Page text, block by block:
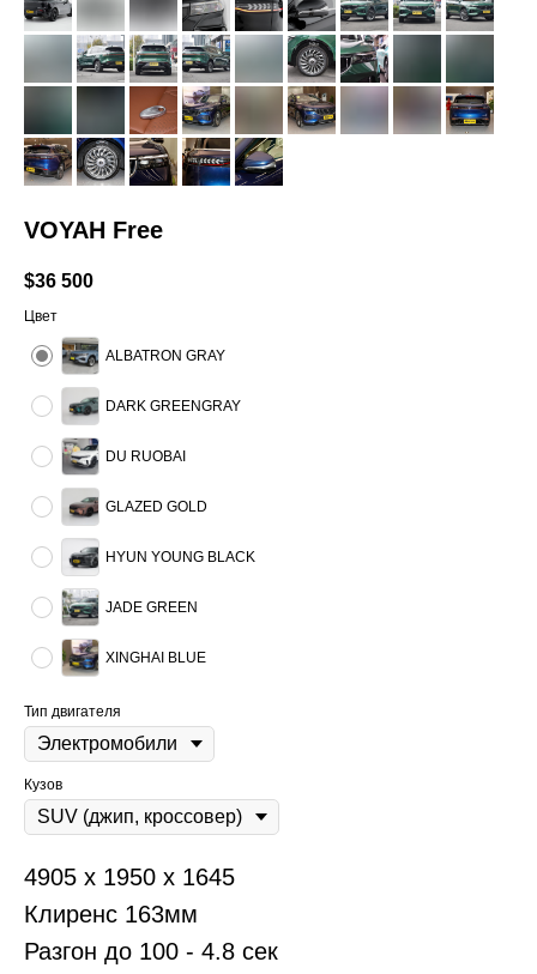
VOYAH Free
$36 500
Цвет
ALBATRON GRAY
DARK GREENGRAY
DU RUOBAI
GLAZED GOLD
HYUN YOUNG BLACK
JADE GREEN
XINGHAI BLUE
Тип двигателя
Кузов
4905 x 1950 x 1645
Клиренс 163мм
Разгон до 100 - 4.8 сек